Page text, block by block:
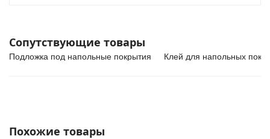
Сопутствующие товары
Подложка под напольные покрытия Клей для напольных
Похожие товары